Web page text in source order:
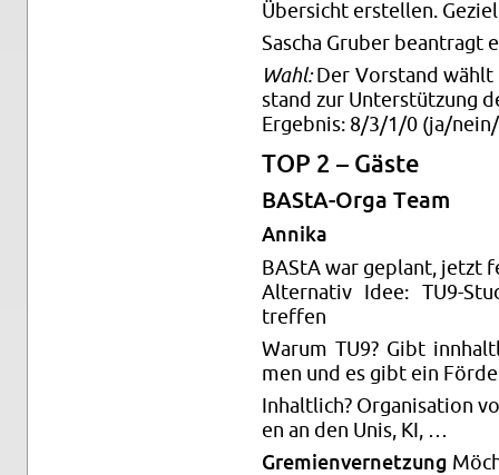
Über­sicht er­stel­len.
Sa­scha Gru­ber be­an­tragt
Wahl:Der Vor­stand wählt
stand zur Un­ter­stüt­zung
Er­geb­nis: 8/3/1/0 (ja/
TOP 2 – Gäste
BAS­tA-Or­ga Team
An­ni­ka
BAStA war ge­plant, jetzt
Al­ter­na­tiv Idee: TU9-
tref­fen
Warum TU9? Gibt
men und es gibt ein
In­halt­lich? Or­ga­ni­sa­ti­on
en an den Unis, KI, …
Gre­mi­en­ver­net­zung